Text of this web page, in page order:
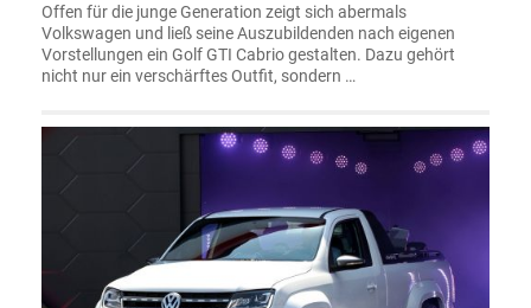
Offen für die junge Generation zeigt sich abermals
Volkswagen und ließ seine Auszubildenden nach eigenen
Vorstellungen ein Golf GTI Cabrio gestalten. Dazu gehört
nicht nur ein verschärftes Outfit, sondern …